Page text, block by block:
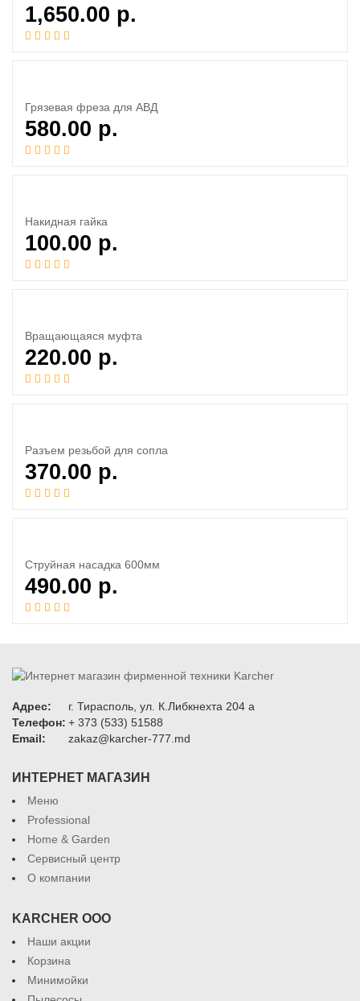
1,650.00 р.
Грязевая фреза для АВД
580.00 р.
Накидная гайка
100.00 р.
Вращающаяся муфта
220.00 р.
Разъем резьбой для сопла
370.00 р.
Струйная насадка 600мм
490.00 р.
Адрес:
г. Тирасполь, ул. К.Либкнехта 204 а
Телефон: + 373 (533) 51588
Email:
zakaz@karcher-777.md
ИНТЕРНЕТ МАГАЗИН
Меню
Professional
Home & Garden
Сервисный центр
О компании
KARCHER ООО
Наши акции
Корзина
Минимойки